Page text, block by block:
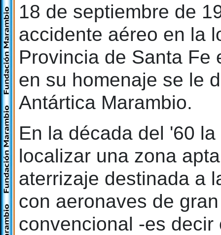
18 de septiembre de
accidente aéreo en la
Provincia de Santa Fe
en su homenaje se le
Antártica Marambio.
En la década del '60
localizar una zona
aterrizaje destinada a
con aeronaves de
convencional -es